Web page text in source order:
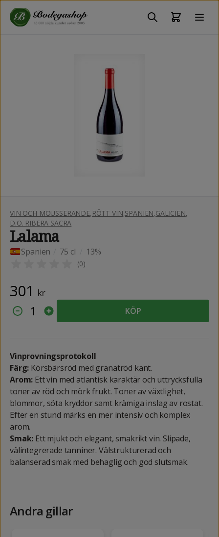
VIN OCH MOUSSERANDE,RÖTT VIN,SPANIEN,GALICIEN,
D.O. RIBERA SACRA
Lalama
Spanien 75 cl 13%
(0)
301 kr
1 KÖP
Vinprovningsprotokoll
Färg: Körsbärsröd med granatröd kant.
Arom: Ett vin med atlantisk karaktär och uttrycksfulla
toner av röd och mörk frukt. Toner av växtlighet,
blommor, söta kryddor samt krämiga inslag av rostat.
Efter en stund märks en mer intensiv och komplex
arom.
Smak: Ett mjukt och elegant, smakrikt vin. Slipade,
välintegrerade tanniner. Välstrukturerad och
balanserad smak med behaglig och god slutsmak.
Andra gillar